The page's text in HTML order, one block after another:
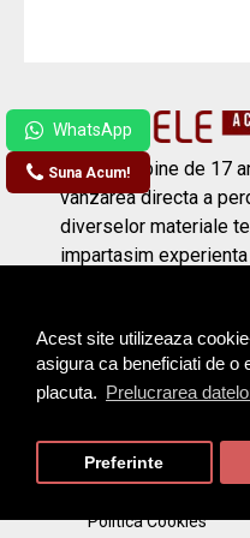
Acest site utilizeaza
asigura ca beneficiati de o
placuta. Prelucrarea
Preferinte
Dupa mai bine de 17
vanzarea directa a
diverselor materiale
impartasim
a nascut din nevoia
Contact
Termeni si conditii
Politica Cookies
Suna Acum!